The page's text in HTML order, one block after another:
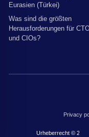
Eurasien (Türkei)
Was sind die größten
Herausforderungen für
und CIOs?
Privacy
Urheberrecht © 2026